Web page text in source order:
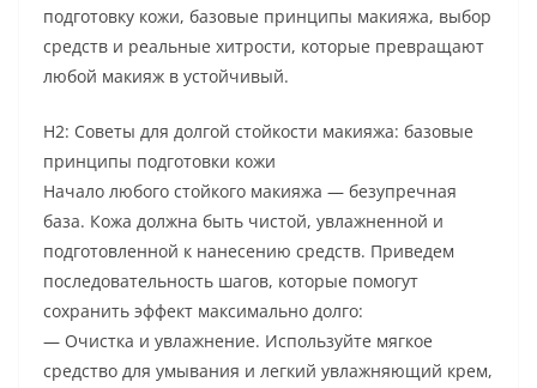
подготовку кожи, базовые принципы макияжа, выбор
средств и реальные хитрости, которые превращают
любой макияж в устойчивый.
H2: Советы для долгой стойкости макияжа: базовые
принципы подготовки кожи
Начало любого стойкого макияжа — безупречная
база. Кожа должна быть чистой, увлажненной и
подготовленной к нанесению средств. Приведем
последовательность шагов, которые помогут
сохранить эффект максимально долго:
— Очистка и увлажнение. Используйте мягкое
средство для умывания и легкий увлажняющий крем,